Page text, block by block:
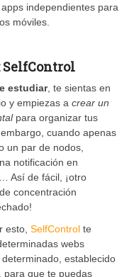
independientes para
móviles.
SelfControl
estudiar, te sientas en
y empiezas a crear un
para organizar tus
cuando apenas
un par de nodos,
notificación en
Así de fácil, ¡otro
concentración
esto, SelfControl te
webs
establecido
para que te puedas